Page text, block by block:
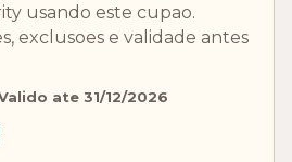
usando este cupao.
exclusoes e validade antes
ate 31/12/2026